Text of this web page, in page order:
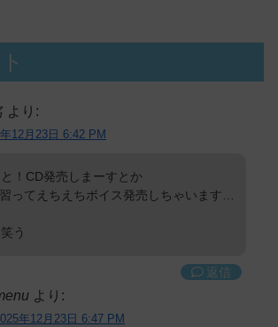
より:
12月23日 6:42 PM
！CD発売しまーすとか
ってえちえちボイス発売しちゃいます…
う
返信
より:
年12月23日 6:47 PM